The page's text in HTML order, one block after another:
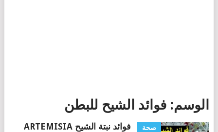
الوسم: فوائد الشيح للبطن
صحة فوائد نبتة الشيح ARTEMISIA